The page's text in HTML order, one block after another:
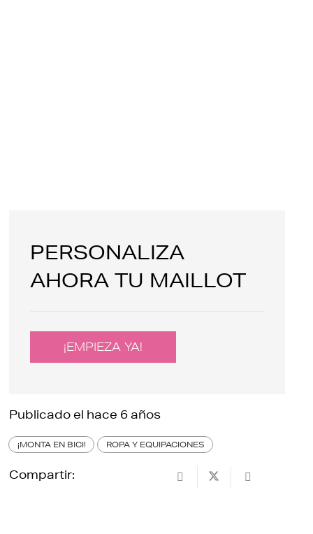
PERSONALIZA
AHORA TU MAILLOT
¡EMPIEZA YA!
Publicado el hace 6 años
¡MONTA EN BICI! ROPA Y EQUIPACIONES
Compartir: